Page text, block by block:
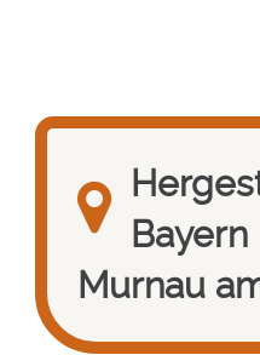
Bayern
Murnau